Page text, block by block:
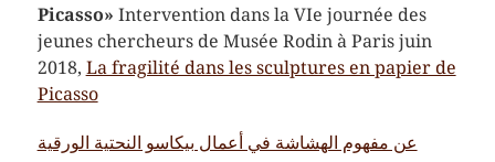
Picasso» Intervention dans la VIe journée des
jeunes chercheurs de Musée Rodin à Paris juin
2018, La fragilité dans les sculptures en papier de
Picasso
عن مفهوم الهشاشة في أعمال بيكاسو النحتية الورقية